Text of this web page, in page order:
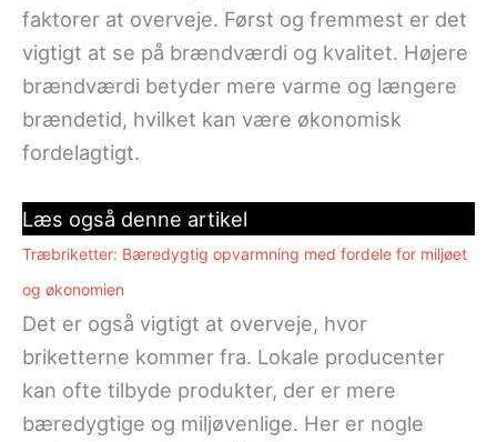
faktorer at overveje. Først og fremmest er det
vigtigt at se på brændværdi og kvalitet. Højere
brændværdi betyder mere varme og længere
brændetid, hvilket kan være økonomisk
fordelagtigt.
Læs også denne artikel
Træbriketter: Bæredygtig opvarmning med fordele for miljøet
og økonomien
Det er også vigtigt at overveje, hvor
briketterne kommer fra. Lokale producenter
kan ofte tilbyde produkter, der er mere
bæredygtige og miljøvenlige. Her er nogle